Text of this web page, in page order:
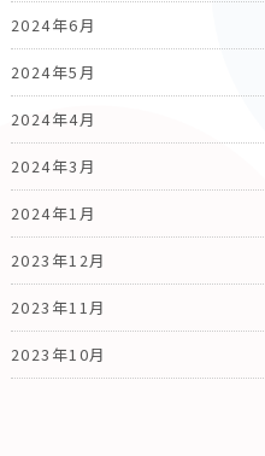
2024年6月
2024年5月
2024年4月
2024年3月
2024年1月
2023年12月
2023年11月
2023年10月